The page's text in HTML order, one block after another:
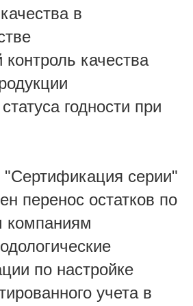
в
качества
годности при
"Сертификация серии"
перенос остатков по
компаниям
по настройке
учета в